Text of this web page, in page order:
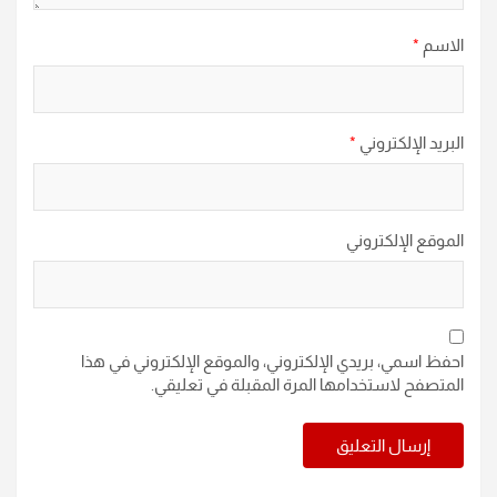
الاسم *
البريد الإلكتروني *
الموقع الإلكتروني
احفظ اسمي، بريدي الإلكتروني، والموقع الإلكتروني في هذا
المتصفح لاستخدامها المرة المقبلة في تعليقي.